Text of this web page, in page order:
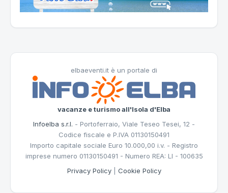
elbaeventi.it è un portale di
vacanze e turismo all'Isola d'Elba
Infoelba s.r.l. - Portoferraio, Viale Teseo Tesei, 12 -
Codice fiscale e P.IVA 01130150491
Importo capitale sociale Euro 10.000,00 i.v. - Registro
imprese numero 01130150491 - Numero REA: LI - 100635
Privacy Policy| Cookie Policy